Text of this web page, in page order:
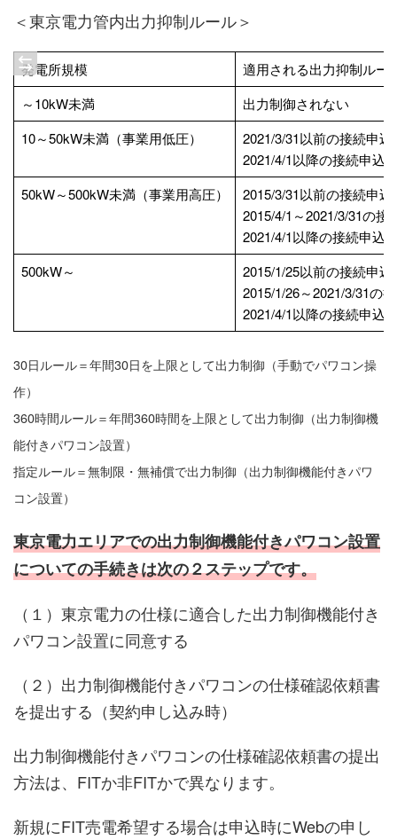
＜東京電力管内出力抑制ルール＞
発電所規模
適用される出力抑制ルー
～10kW未満
出力制御されない
10～50kW未満（事業用低圧）
2021/3/31以前の接続申
2021/4/1以降の接続申込
50kW～500kW未満（事業用高圧）
2015/3/31以前の接続申
2015/4/1～2021/3/31の
2021/4/1以降の接続申込
500kW～
2015/1/25以前の接続申
2015/1/26～2021/3/31の
2021/4/1以降の接続申込
30日ルール＝年間30日を上限として出力制御（手動でパワコン操
作）
360時間ルール＝年間360時間を上限として出力制御（出力制御機
能付きパワコン設置）
指定ルール＝無制限・無補償で出力制御（出力制御機能付きパワ
コン設置）
東京電力エリアでの出力制御機能付きパワコン設置
についての手続きは次の２ステップです。
（１）東京電力の仕様に適合した出力制御機能付き
パワコン設置に同意する
（２）出力制御機能付きパワコンの仕様確認依頼書
を提出する（契約申し込み時）
出力制御機能付きパワコンの仕様確認依頼書の提出
方法は、FITか非FITかで異なります。
新規にFIT売電希望する場合は申込時にWebの申し